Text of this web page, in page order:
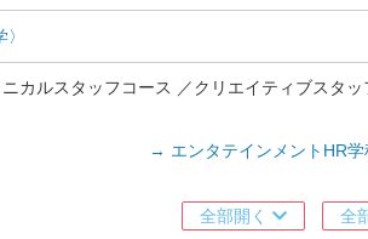
カルスタッフコース ／クリエイティブスタッ
→ エンタテインメントHR学
全部開く 全